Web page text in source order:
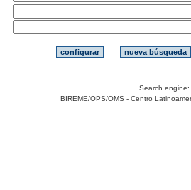
Search engine:
BIREME/OPS/OMS - Centro